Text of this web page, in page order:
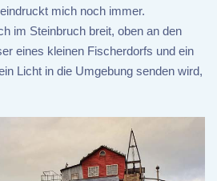
mich noch immer.
im Steinbruch breit, oben an den
eines kleinen Fischerdorfs und ein
Licht in die Umgebung senden wird,